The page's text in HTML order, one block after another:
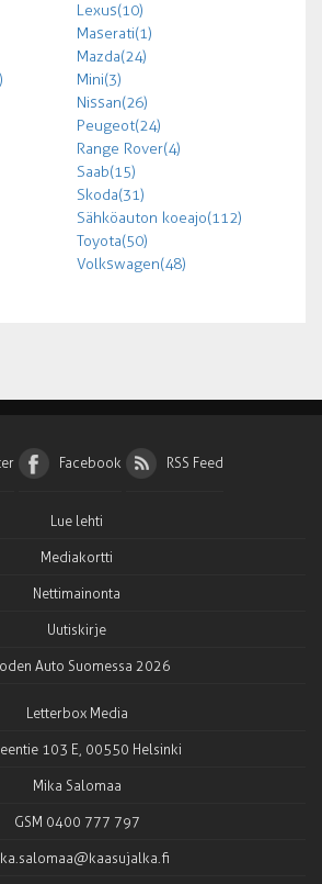
Lexus (10)
Maserati (1)
Mazda (24)
Mini (3)
Nissan (26)
Peugeot (24)
Range Rover (4)
Saab (15)
Skoda (31)
Sähköauton koeajo (112)
Toyota (50)
Volkswagen (48)
Facebook RSS Feed
Lue lehti
Mediakortti
Nettimainonta
Uutiskirje
Auto Suomessa 2026
Letterbox Media
103 E, 00550 Helsinki
Mika Salomaa
GSM 0400 777 797